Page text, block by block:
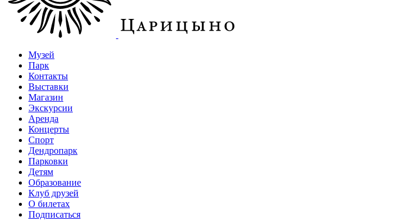
Музей
Парк
Контакты
Выставки
Магазин
Экскурсии
Аренда
Концерты
Спорт
Дендропарк
Парковки
Детям
Образование
Клуб друзей
О билетах
Подписаться